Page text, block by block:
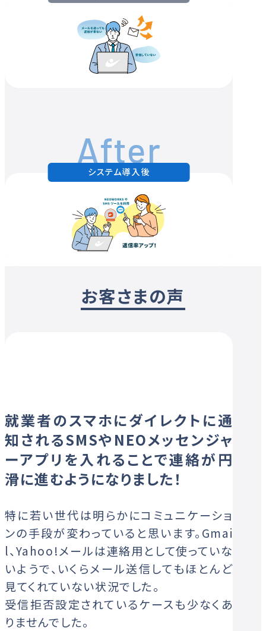
After
システム導入後
お客さまの声
就業者のスマホにダイレクトに通
知されるSMSやNEOメッセンジャ
ーアプリを入れることで連絡が円
滑に進むようになりました！
特に若い世代は明らかにコミュニケーショ
ンの手段が変わっていると思います。Gmai
l、Yahoo!メールは連絡用として使っていな
いようで、いくらメール送信してもほとんど
見てくれていない状況でした。
受信拒否設定されているケースも少なくあ
りませんでした。